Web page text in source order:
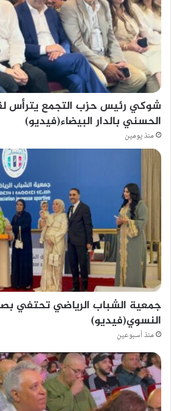
شوكي رئيس حزب التجمع يترأس
الحسني بالدار البيضاء(فيديو)
منذ يومين
جمعية الشباب الرياضي تحتفي
النسوي(فيديو)
منذ أسبوعين